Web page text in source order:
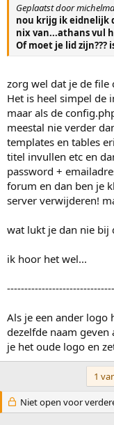
Geplaatst door
nou krijg ik eidnelijk
nix van...athans vul
Of moet je lid zijn???
zorg wel dat je de
Het is heel simpel de
maar als de
meestal nie verder
templates en tables
titel invullen etc en
password +
forum en dan ben je
server verwijderen!
wat lukt je dan nie bij
ik hoor het wel...
Als je een ander logo
dezelfde naam
je het oude logo en
1
Niet open voor